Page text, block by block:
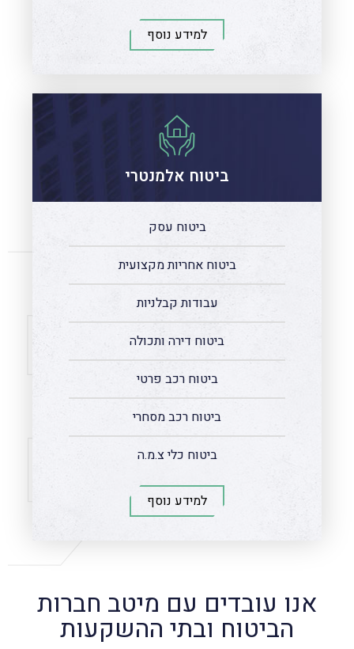
למידע נוסף
ביטוח אלמנטרי
ביטוח עסק
ביטוח אחריות מקצועית
עבודות קבלניות
ביטוח דירה ותכולה
ביטוח רכב פרטי
ביטוח רכב מסחרי
ביטוח כלי צ.מ.ה
למידע נוסף
אנו עובדים עם מיטב חברות
הביטוח ובתי ההשקעות